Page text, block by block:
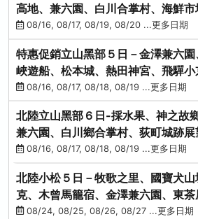
高地、兼六園、白川合掌村、海鮮
雙溫泉
08/16, 08/17, 08/19, 08/20 ...更多日期
特惠促銷立山黑部５日－金澤兼六
峽遊船、松本城、熱田神宮、飛驒
08/16, 08/17, 08/18, 08/19 ...更多日期
北陸立山黑部６日-採水果、神之故
兼六園、白川鄉合掌村、荻町城跡
花之里絢爛花海
08/16, 08/17, 08/18, 08/19 ...更多日期
北陸小松５日－牧歌之里、國寶犬
克、木曾馬籠宿、金澤兼六園、東
白川鄉合掌村
08/24, 08/25, 08/26, 08/27 ...更多日期